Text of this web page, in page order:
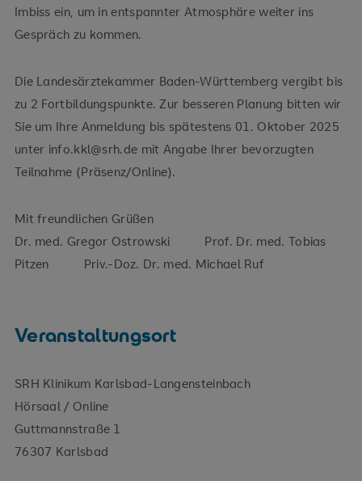
Imbiss ein, um in entspannter Atmosphäre weiter ins
Gespräch zu kommen.
Die Landesärztekammer Baden-Württemberg vergibt bis
zu 2 Fortbildungspunkte. Zur besseren Planung bitten wir
Sie um Ihre Anmeldung bis spätestens 01. Oktober 2025
unter info.kkl@srh.de mit Angabe Ihrer bevorzugten
Teilnahme (Präsenz/Online).
Mit freundlichen Grüßen
Dr. med. Gregor Ostrowski Prof. Dr. med. Tobias
Pitzen Priv.-Doz. Dr. med. Michael Ruf
Veranstaltungsort
SRH Klinikum Karlsbad-Langensteinbach
Hörsaal / Online
Guttmannstraße 1
76307 Karlsbad